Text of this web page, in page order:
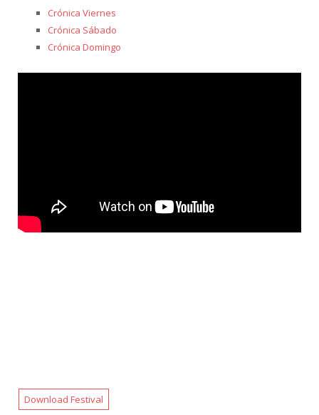
Crónica Viernes
Crónica Sábado
Crónica Domingo
Download Festival